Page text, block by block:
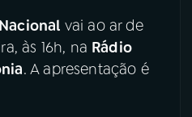
vai ao ar de
às 16h, na Rádio
. A apresentação é